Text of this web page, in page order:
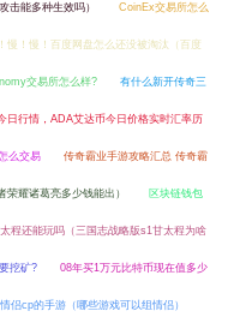
击能多种生效吗） CoinEx交易所怎么
慢！慢！百度网盘怎么还没被淘汰（百度
交易所怎么样? 有什么新开传奇三
日行情，ADA艾达币今日价格实时汇率历
么交易 传奇霸业手游攻略汇总 传奇霸
耀诸葛亮多少钱能出） 区块链钱包
程还能玩吗（三国志战略版s1甘太程为啥
挖矿? 08年买1万元比特币现在值多少
侣cp的手游（哪些游戏可以组情侣）